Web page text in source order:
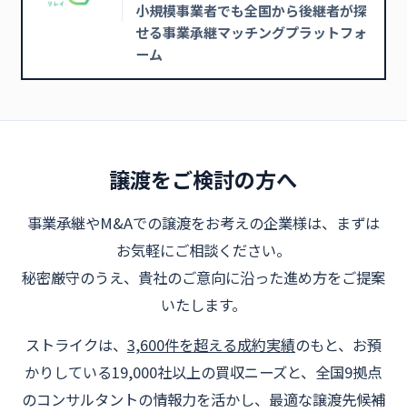
小規模事業者でも全国から後継者が探
せる事業承継マッチングプラットフォ
ーム
譲渡をご検討の方へ
事業承継やM&Aでの譲渡をお考えの企業様は、まずは
お気軽にご相談ください。
秘密厳守のうえ、貴社のご意向に沿った進め方をご提案
いたします。
ストライクは、 3,600件を超える成約実績のもと、お預
かりしている19,000社以上の買収ニーズと、全国9拠点
のコンサルタントの情報力を活かし、最適な譲渡先候補